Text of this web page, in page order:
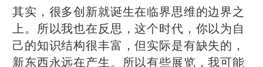
其实，很多创新就诞生在临界思维的边界之
上。所以我也在反思，这个时代，你以为自
己的知识结构很丰富，但实际是有缺失的，
新东西永远在产生。所以有些展览，我可能